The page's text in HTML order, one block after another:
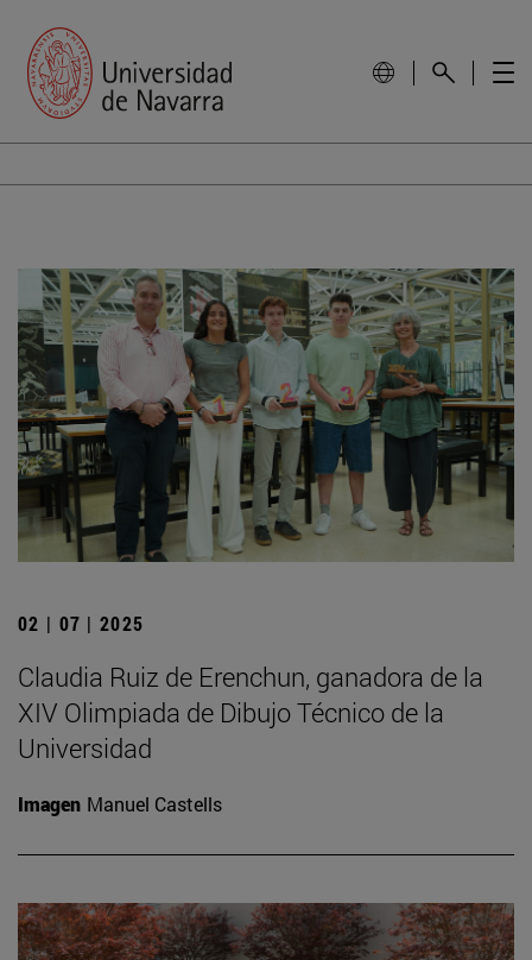
02 | 07 | 2025
Claudia Ruiz de Erenchun, ganadora de la
XIV Olimpiada de Dibujo Técnico de la
Universidad
Imagen Manuel Castells